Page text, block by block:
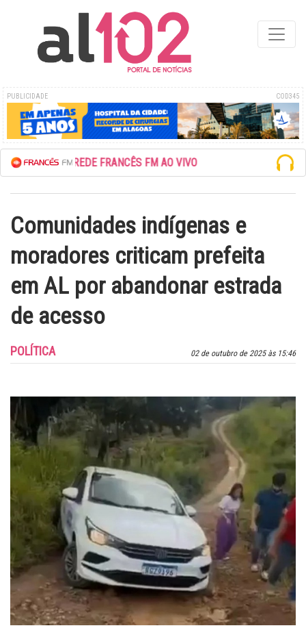
PUBLICIDADE COD345
ESCUTE A REDE FRANCÊS FM AO VIVO
Comunidades indígenas e
moradores criticam prefeita
em AL por abandonar estrada
de acesso
02 de outubro de 2025 às 15:46
POLÍTICA